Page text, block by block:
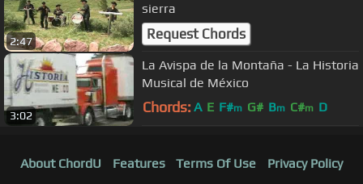
2:47
sierra
Request Chords
3:02
La Avispa de la Montaña - La Historia
Musical de México
Chords: A E F#m G# Bm C#m D
About ChordU Features Terms Of Use
Privacy Policy